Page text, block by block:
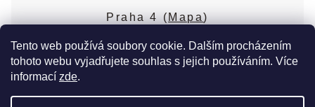
Tento web používá soubory cookie. Dalším procházením
tohoto webu vyjadřujete souhlas s jejich používáním. Více
informací zde.
Blog
Nejčastější dotazy
Praha 4 ( Mapa)
Více o prodejně
Copyright 2026JK šperky. Všechna práva